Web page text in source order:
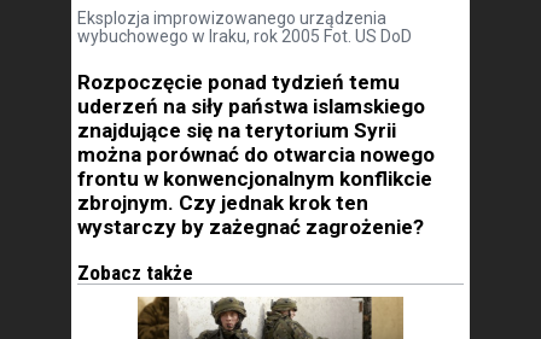
Eksplozja improwizowanego urządzenia
wybuchowego w Iraku, rok 2005 Fot. US DoD
Rozpoczęcie ponad tydzień temu
uderzeń na siły państwa islamskiego
znajdujące się na terytorium Syrii
można porównać do otwarcia nowego
frontu w konwencjonalnym konflikcie
zbrojnym. Czy jednak krok ten
wystarczy by zażegnać zagrożenie?
Zobacz także